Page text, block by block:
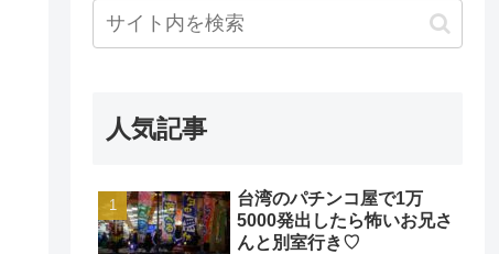
人気記事
台湾のパチンコ屋で1万
5000発出したら怖いお兄さ
んと別室行き♡